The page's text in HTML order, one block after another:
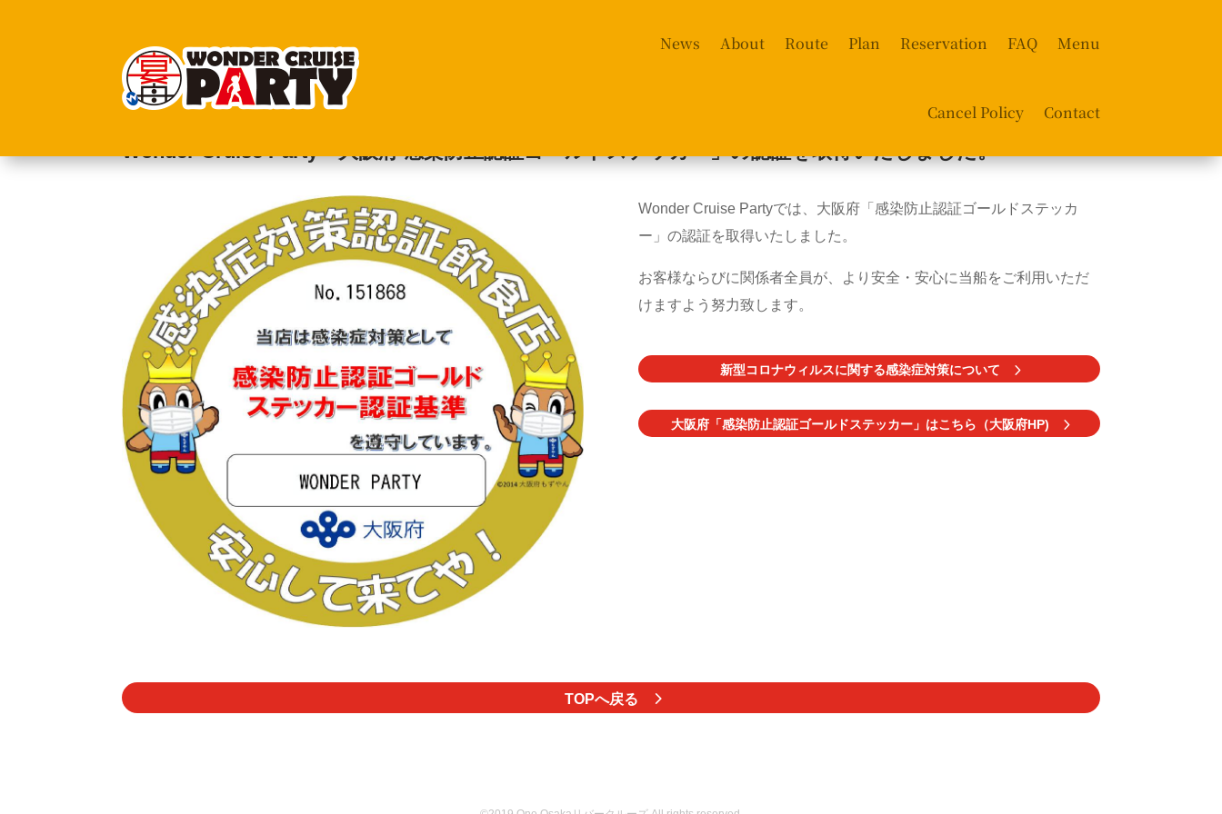
News About Route Plan Reservation FAQ Menu
Cancel Policy Contact
Wonder Cruise Party「大阪府 感染防止認証ゴールドステッカー」の認証を取得いたしました。
Wonder Cruise Partyでは、大阪府「感染防止認証ゴールドステッカ
ー」の認証を取得いたしました。
お客様ならびに関係者全員が、より安全・安心に当船をご利用いただ
けますよう努力致します。
新型コロナウィルスに関する感染症対策について
大阪府「感染防止認証ゴールドステッカー」はこちら（大阪府HP)
TOPへ戻る